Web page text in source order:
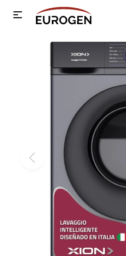

Electrodomésticos
Tecnología
Climatización